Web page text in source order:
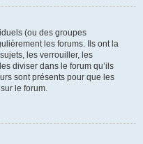
(ou des groupes
les forums. Ils ont la
les verrouiller, les
diviser dans le forum qu’ils
sont présents pour que les
le forum.